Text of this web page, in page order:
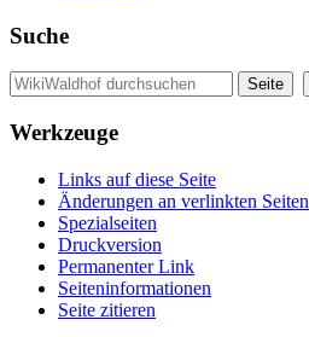
Suche
Werkzeuge
Links auf diese Seite
Änderungen an verlinkten Seiten
Spezialseiten
Druckversion
Permanenter Link
Seiten­informationen
Seite zitieren